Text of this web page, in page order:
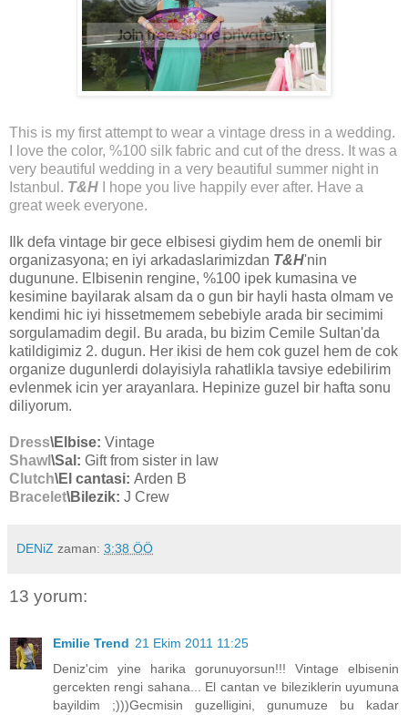
This is my first attempt to wear a vintage dress in a wedding.
I love the color, %100 silk fabric and cut of the dress. It was a
very beautiful wedding in a very beautiful summer night in
Istanbul. T&H I hope you live happily ever after. Have a
great week everyone.
Ilk defa vintage bir gece elbisesi giydim hem de onemli bir
organizasyona; en iyi arkadaslarimizdan T&H'nin
dugunune. Elbisenin rengine, %100 ipek kumasina ve
kesimine bayilarak alsam da o gun bir hayli hasta olmam ve
kendimi hic iyi hissetmemem sebebiyle arada bir secimimi
sorgulamadim degil. Bu arada, bu bizim Cemile Sultan'da
katildigimiz 2. dugun. Her ikisi de hem cok guzel hem de cok
organize dugunlerdi dolayisiyla rahatlikla tavsiye edebilirim
evlenmek icin yer arayanlara. Hepinize guzel bir hafta sonu
diliyorum.
Dress\Elbise: Vintage
Shawl\Sal: Gift from sister in law
Clutch\El cantasi: Arden B
Bracelet\Bilezik: J Crew
DENiZ zaman: 3:38 ÖÖ
13 yorum:
Emilie Trend 21 Ekim 2011 11:25
Deniz'cim yine harika gorunuyorsun!!! Vintage elbisenin
gercekten rengi sahana... El cantan ve bileziklerin uyumuna
bayildim ;)))Gecmisin guzelligini, gunumuze bu kadar